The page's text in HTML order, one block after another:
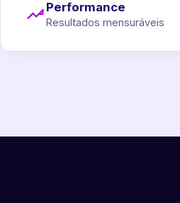
Performance
Resultados mensuráveis